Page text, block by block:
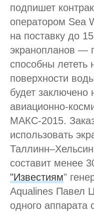
подпишет
оператором Sea
на поставку до
экранопланов —
способны лететь
поверхности
будет
авиационно-
МАКС-2015.
использовать
составит менее
"Известиям"
Aqualines Павел
одного аппарата